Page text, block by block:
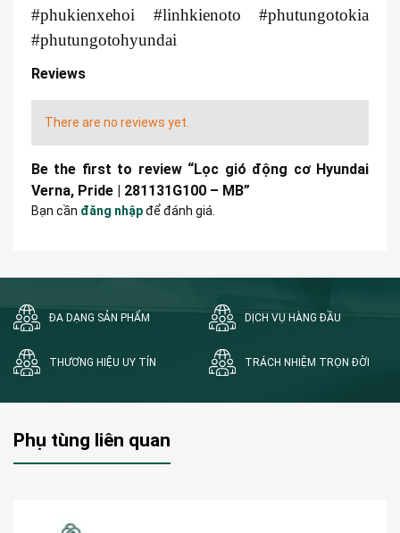
#phukienxehoi #linhkienoto #phutungotokia
#phutungotohyundai
Reviews
There are no reviews yet.
Be the first to review “Lọc gió động cơ Hyundai
Verna, Pride | 281131G100 – MB”
Bạn cần đăng nhậpđể đánh giá.
ĐA DẠNG SẢN PHẨM DỊCH VỤ HÀNG ĐẦU
THƯƠNG HIỆU UY TÍN TRÁCH NHIỆM TRỌN ĐỜI
Phụ tùng liên quan